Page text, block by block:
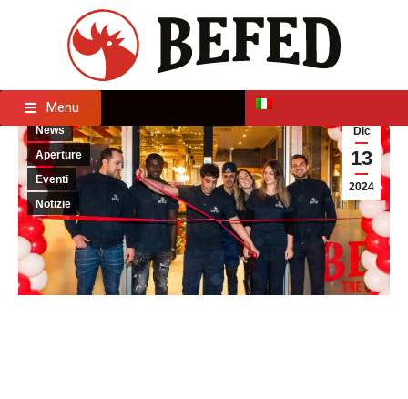
Menu
Dic
13
2024
News
Aperture
Eventi
Notizie